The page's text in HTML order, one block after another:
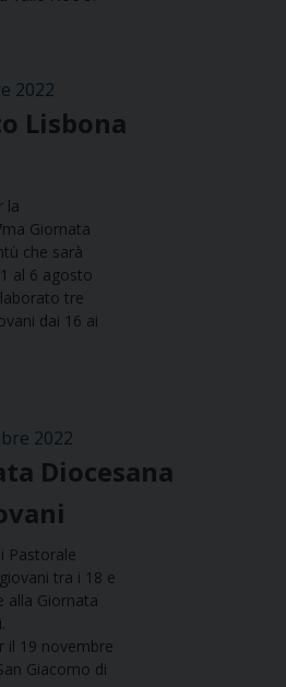
2022
Lisbona
la
Giornata
che sarà
al 6 agosto
tre
dai 16 ai
2022
Diocesana
Pastorale
tra i 18 e
alla Giornata
il 19 novembre
Giacomo di